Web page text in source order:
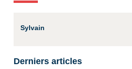
Sylvain
Derniers articles